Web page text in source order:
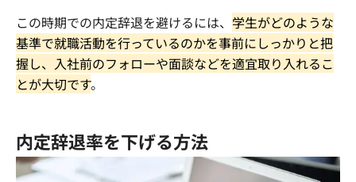
この時期での内定辞退を避けるには、 学生がどのような
基準で就職活動を行っているのかを事前にしっかりと把
握し、入社前のフォローや面談などを適宜取り入れるこ
とが大切です。
内定辞退率を下げる方法